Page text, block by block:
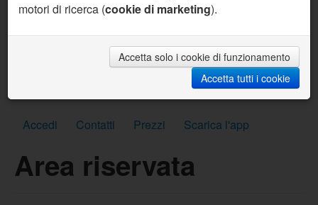
Aiuto
Sei un programmatore ?
personalizzate, SMS per sviluppo gratuiti e molto
Accedi Contatti Prezzi Scarica l'app
motori di ricerca (cookie di marketing).
Accetta solo i cookie di funzionamento
Accetta tutti i cookie
Area riservata